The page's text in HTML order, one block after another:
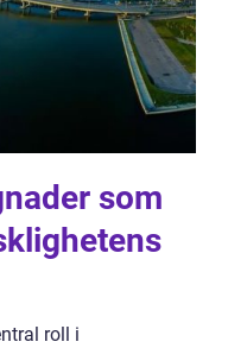
som
roll i